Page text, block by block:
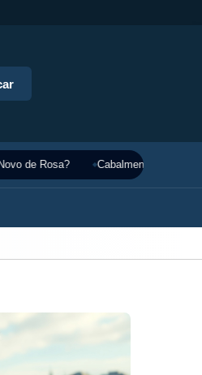
de Rosa? Cabalmente